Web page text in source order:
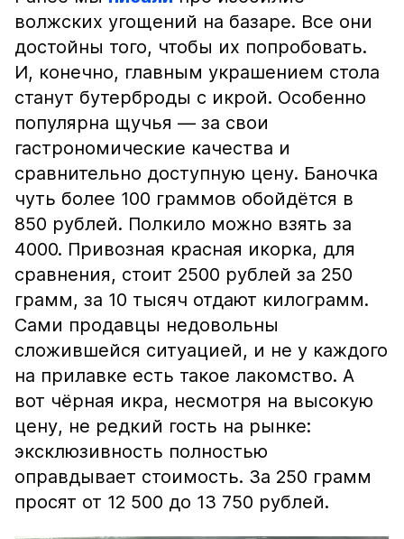
волжских угощений на базаре. Все они
достойны того, чтобы их попробовать.
И, конечно, главным украшением стола
станут бутерброды с икрой. Особенно
популярна щучья — за свои
гастрономические качества и
сравнительно доступную цену. Баночка
чуть более 100 граммов обойдётся в
850 рублей. Полкило можно взять за
4000. Привозная красная икорка, для
сравнения, стоит 2500 рублей за 250
грамм, за 10 тысяч отдают килограмм.
Сами продавцы недовольны
сложившейся ситуацией, и не у каждого
на прилавке есть такое лакомство. А
вот чёрная икра, несмотря на высокую
цену, не редкий гость на рынке:
эксклюзивность полностью
оправдывает стоимость. За 250 грамм
просят от 12 500 до 13 750 рублей.